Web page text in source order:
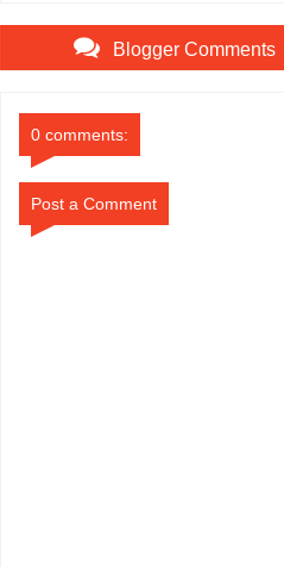
Blogger Comments
0 comments:
Post a Comment